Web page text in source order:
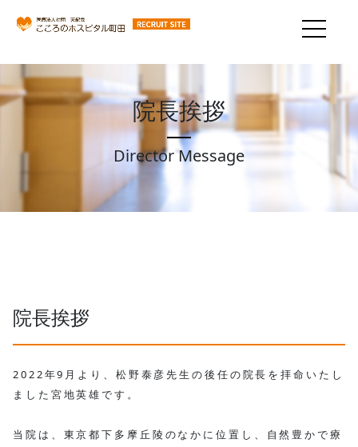
院長挨拶
Director Message
院長挨拶
2022年9月より、松野泰彦先生の後任の院長を拝命いたし
ました宮地英雄です。
当院は、東京都下多摩丘陵のなかに位置し、自然豊かで療